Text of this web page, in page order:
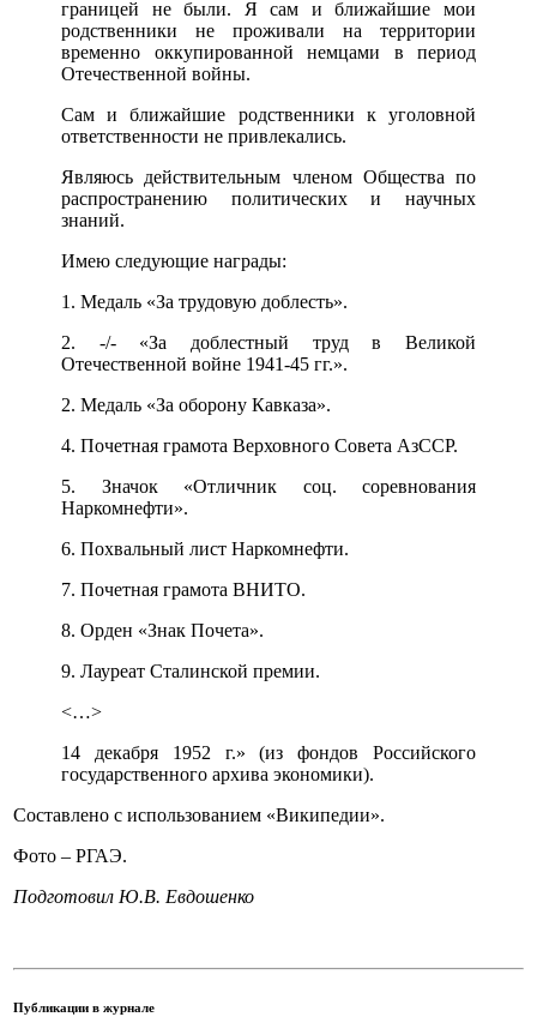
границей не были. Я сам и ближайшие мои
родственники не проживали на территории
временно оккупированной немцами в период
Отечественной войны.
Сам и ближайшие родственники к уголовной
ответственности не привлекались.
Являюсь действительным членом Общества по
распространению политических и научных
знаний.
Имею следующие награды:
1. Медаль «За трудовую доблесть».
2. -/- «За доблестный труд в Великой
Отечественной войне 1941-45 гг.».
2. Медаль «За оборону Кавказа».
4. Почетная грамота Верховного Совета АзССР.
5. Значок «Отличник соц. соревнования
Наркомнефти».
6. Похвальный лист Наркомнефти.
7. Почетная грамота ВНИТО.
8. Орден «Знак Почета».
9. Лауреат Сталинской премии.
<…>
14 декабря 1952 г.» (из фондов Российского
государственного архива экономики).
Составлено с использованием «Википедии».
Фото – РГАЭ.
Подготовил Ю.В. Евдошенко
Публикации в журнале